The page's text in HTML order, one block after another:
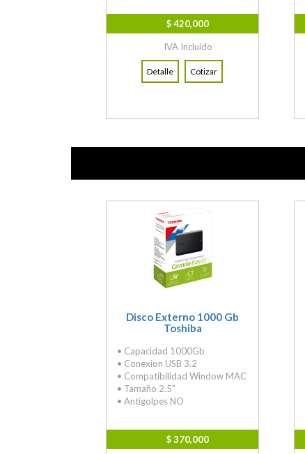
$ 420,000
IVA Incluido
Detalle Cotizar
Disco Externo 1000 Gb
Toshiba
• Capacidad 1000Gb
• Conexion USB 3.2
• Compatibilidad Window MAC
• Tamaño 2.5"
• Antigolpes NO
$ 370,000